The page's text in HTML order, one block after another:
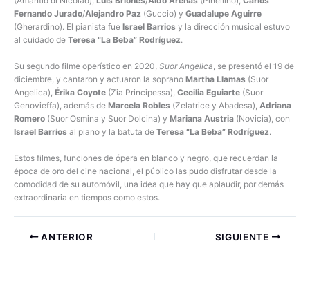
Fernando Jurado/Alejandro Paz (Guccio) y Guadalupe Aguirre
(Gherardino). El pianista fue Israel Barrios y la dirección musical estuvo
al cuidado de Teresa “La Beba” Rodríguez.
Su segundo filme operístico en 2020, Suor Angelica , se presentó el 19 de
diciembre, y cantaron y actuaron la soprano Martha Llamas (Suor
Angelica), Érika Coyote (Zia Principessa), Cecilia Eguiarte (Suor
Genovieffa), además de Marcela Robles (Zelatrice y Abadesa), Adriana
Romero (Suor Osmina y Suor Dolcina) y Mariana Austria (Novicia), con
Israel Barrios al piano y la batuta de Teresa “La Beba” Rodríguez.
Estos filmes, funciones de ópera en blanco y negro, que recuerdan la
época de oro del cine nacional, el público las pudo disfrutar desde la
comodidad de su automóvil, una idea que hay que aplaudir, por demás
extraordinaria en tiempos como estos.
ANTERIOR SIGUIENTE